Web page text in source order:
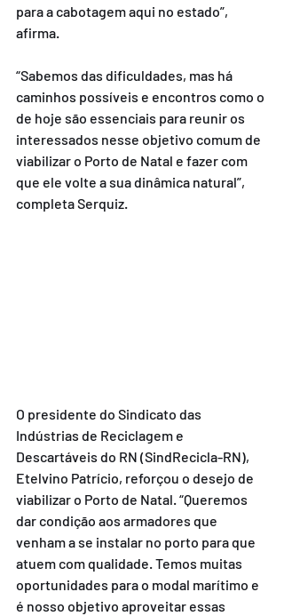
para a cabotagem aqui no estado”,
afirma.
“Sabemos das dificuldades, mas há
caminhos possíveis e encontros como o
de hoje são essenciais para reunir os
interessados nesse objetivo comum de
viabilizar o Porto de Natal e fazer com
que ele volte a sua dinâmica natural”,
completa Serquiz.
O presidente do Sindicato das
Indústrias de Reciclagem e
Descartáveis do RN (SindRecicla-RN),
Etelvino Patrício, reforçou o desejo de
viabilizar o Porto de Natal. “Queremos
dar condição aos armadores que
venham a se instalar no porto para que
atuem com qualidade. Temos muitas
oportunidades para o modal marítimo e
é nosso objetivo aproveitar essas